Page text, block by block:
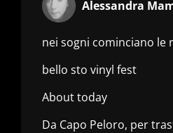
Alessandra
nei sogni cominciano le
bello sto vinyl fest
About today
Da Capo Peloro, per